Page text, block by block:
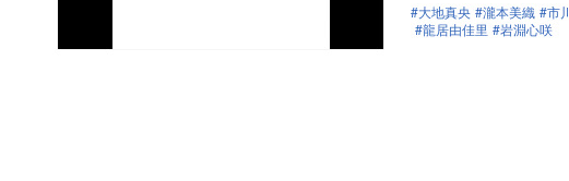
大地真央
瀧本美織 市
龍居由佳里
岩淵心咲